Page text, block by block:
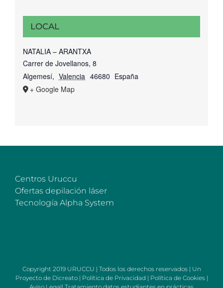
LOCAL
NATALIA – ARANTXA
Carrer de Jovellanos, 8
Algemesí, Valencia 46680 España
+ Google Map
Centros Uruccu
Ofertas depilación láser
Tecnología Alpha System
Copyright 2019 URUCCU | Todos los derechos reservados | Un
Proyecto de Dicreato| Política de Privacidad | Política de Cookies|